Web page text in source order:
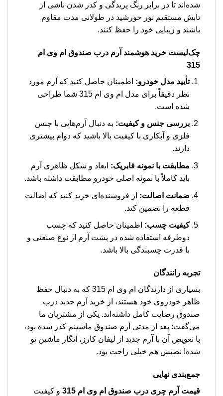
شده‌اند تا در برابر رنگ پریدگی و کدر شدن ناشی از
تابش مستقیم نور خورشید در طولانی مدت مقاوم
باشند و زیبایی خود را حفظ کنند.
چک‌لیست خرید هوشمند آرم درب صندوق ام وی ام
315
تأیید مدل خودرو: اطمینان حاصل کنید که آرم مورد
نظر دقیقاً برای مدل ام وی ام 315 شما طراحی
شده است.
بررسی جنس و کیفیت: به دنبال آرم‌هایی با جنس
فلزی و آبکاری با کیفیت بالا باشید که دوام بیشتری
دارند.
مطابقت با نمونه فابریک: ابعاد و شکل ظاهری آرم
باید کاملاً با نمونه اصلی خودرو مطابقت داشته باشد.
ضمانت اصالت: از فروشنده‌ای خرید کنید که اصالت
قطعه را تضمین کند.
کیفیت چسب: اطمینان حاصل کنید که چسب
دوطرفه استفاده شده در پشت آرم از نوع صنعتی و
با قدرت چسبندگی بالا باشد.
تجربه رانندگان
بسیاری از دارندگان ام وی ام 315 که به دنبال حفظ
ظاهر خودروی خود هستند، از خرید آرم جدید درب
صندوق رضایت کامل داشته‌اند. یکی از مشتریان ما
می‌گفت: بعد از مدتی آرم صندوق ماشینم کدر شده بود،
با تعویض آن با آرم جدید از لیفان کارز، انگار ماشین نو
شده! نصبش هم خیلی راحت بود.
جمع‌بندی نهایی
قیمت آرم چری درب صندوق ام وی ام 315
و کیفیت